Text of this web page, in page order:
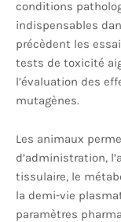
conditions
indispensables
précèdent les
tests de toxicité
l’évaluation des
mutagènes.
Les animaux
d’administration,
tissulaire, le
la demi-vie
paramètres